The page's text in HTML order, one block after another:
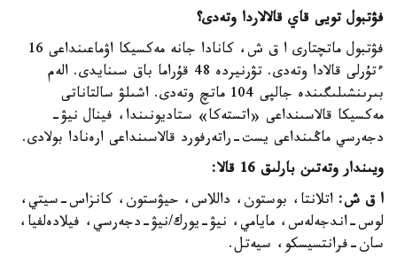
فۋتبول تويى قاي قالالاردا وتەدى؟
فۋتبول ماتچتارى ا ق ش، كانادا جانە مەكسيكا اۋماعىنداعى 16
ءتۇرلى قالادا وتەدى. تۋرنيردە 48 قۇراما باق سىنايدى. الەم
بىرىنشىلىگىندە جالپى 104 ماتچ وتەدى. اشىلۋ سالتاناتى
مەكسيكا قالاسىنداعى «اتستەكا» ستاديونىندا، فينال نيۋ-
دجەرسي ماڭىنداعى يست-راتەرفورد قالاسىنداعى ارەنادا بولادى.
ويىندار وتەتىن بارلىق 16 قالا:
ا ق ش: اتلانتا، بوستون، داللاس، حيۋستون، كانزاس-سيتي،
لوس-اندجەلەس، مايامي، نيۋ-يورك/نيۋ-دجەرسي، فيلادەلفيا،
سان-فرانتسيسكو، سيەتل.